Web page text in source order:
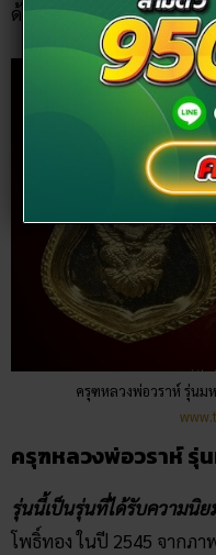
ด้วย เช่น เนื้อเงิน และเนื้อก
ครุฑหลวงพ่อวราห์ รุ่นม
ครุฑหลวงพ่อวราห์ รุ่
รุ่นนี้เป็นรุ่นที่ได้รับความนิย
โพธิ์ทอง ในปี 2545 จากภ